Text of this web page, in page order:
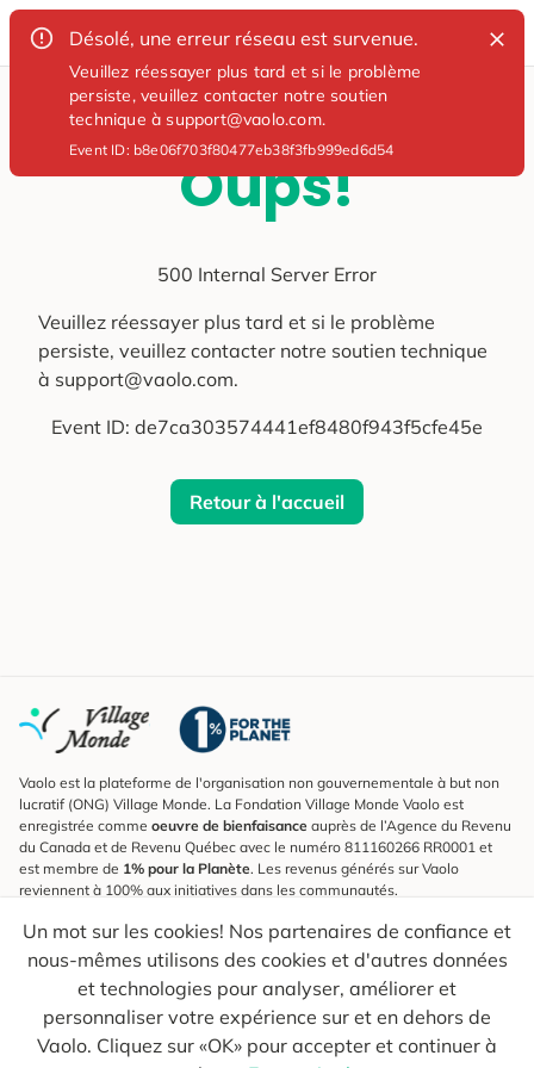
Désolé, une erreur réseau est survenue.
Veuillez réessayer plus tard et si le problème
persiste, veuillez contacter notre soutien
technique à support@vaolo.com.
Event ID: b8e06f703f80477eb38f3fb999ed6d54
Oups!
500 Internal Server Error
Veuillez réessayer plus tard et si le problème
persiste, veuillez contacter notre soutien technique
à support@vaolo.com.
Event ID: de7ca303574441ef8480f943f5cfe45e
Retour à l'accueil
Un mot sur les cookies! Nos partenaires de confiance et
nous-mêmes utilisons des cookies et d'autres données
et technologies pour analyser, améliorer et
personnaliser votre expérience sur et en dehors de
Vaolo. Cliquez sur «OK» pour accepter et continuer à
Vaolo est la plateforme de l'organisation non gouvernementale à but non
lucratif (ONG) Village Monde. La Fondation Village Monde Vaolo est
enregistrée comme oeuvre de bienfaisance auprès de l’Agence du Revenu
du Canada et de Revenu Québec avec le numéro 811160266 RR0001 et
est membre de 1% pour la Planète. Les revenus générés sur Vaolo
reviennent à 100% aux initiatives dans les communautés.
S'inscrire à l'infolettre
Pour connaître les nouveautés, suivre nos explorateurs et recevoir des
astuces pour des voyages plus conscients.
Ton courriel Envoyer